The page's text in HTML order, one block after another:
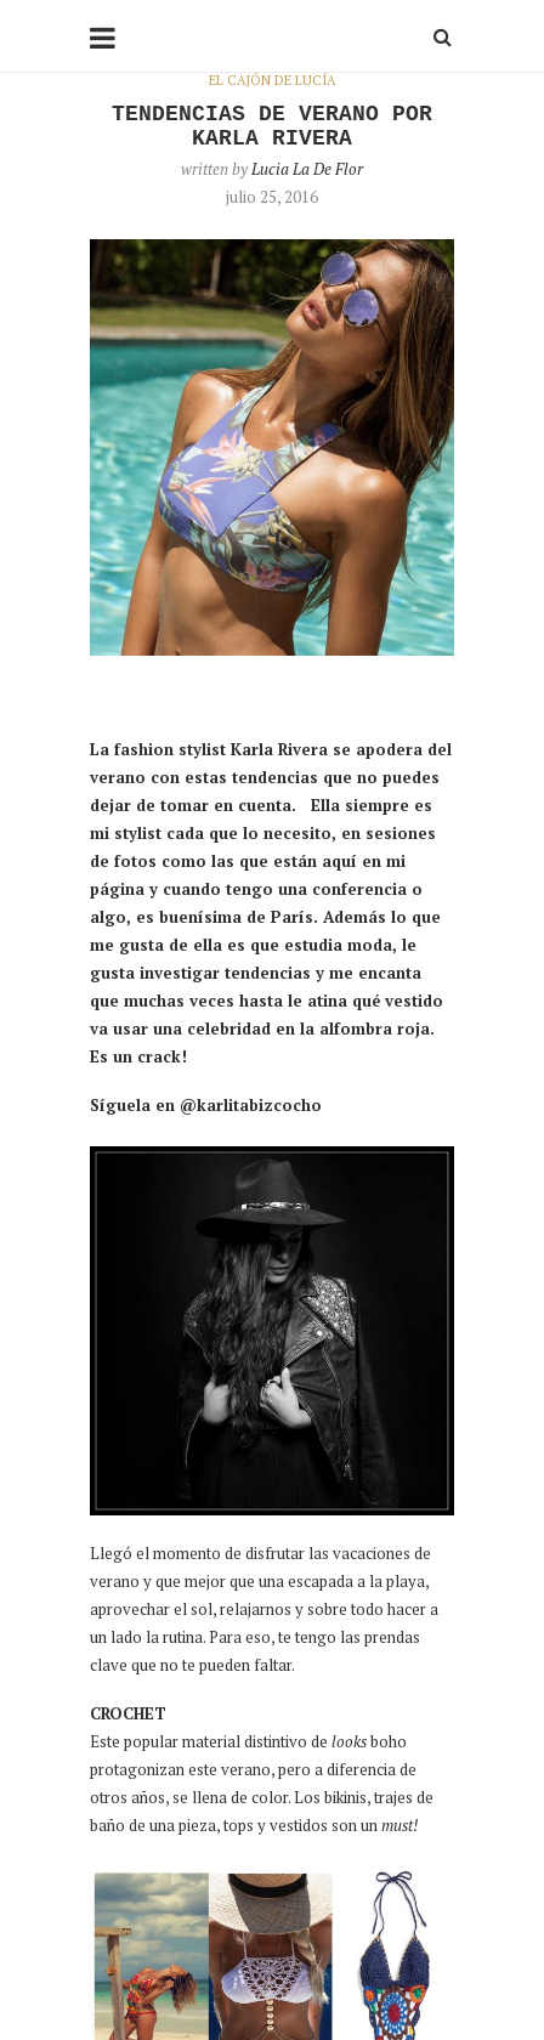
EL CAJÓN DE LUCÍA
TENDENCIAS DE VERANO POR
KARLA RIVERA
written byLucia La De Flor
julio 25, 2016
La fashion stylist Karla Rivera se apodera del
verano con estas tendencias que no puedes
dejar de tomar en cuenta. Ella siempre es
mi stylist cada que lo necesito, en sesiones
de fotos como las que están aquí en mi
página y cuando tengo una conferencia o
algo, es buenísima de París. Además lo que
me gusta de ella es que estudia moda, le
gusta investigar tendencias y me encanta
que muchas veces hasta le atina qué vestido
va usar una celebridad en la alfombra roja.
Es un crack!
Síguela en @karlitabizcocho
Llegó el momento de disfrutar las vacaciones de
verano y que mejor que una escapada a la playa,
aprovechar el sol, relajarnos y sobre todo hacer a
un lado la rutina. Para eso, te tengo las prendas
clave que no te pueden faltar.
CROCHET
Este popular material distintivo de looksboho
protagonizan este verano, pero a diferencia de
otros años, se llena de color. Los bikinis, trajes de
baño de una pieza, tops y vestidos son un must!